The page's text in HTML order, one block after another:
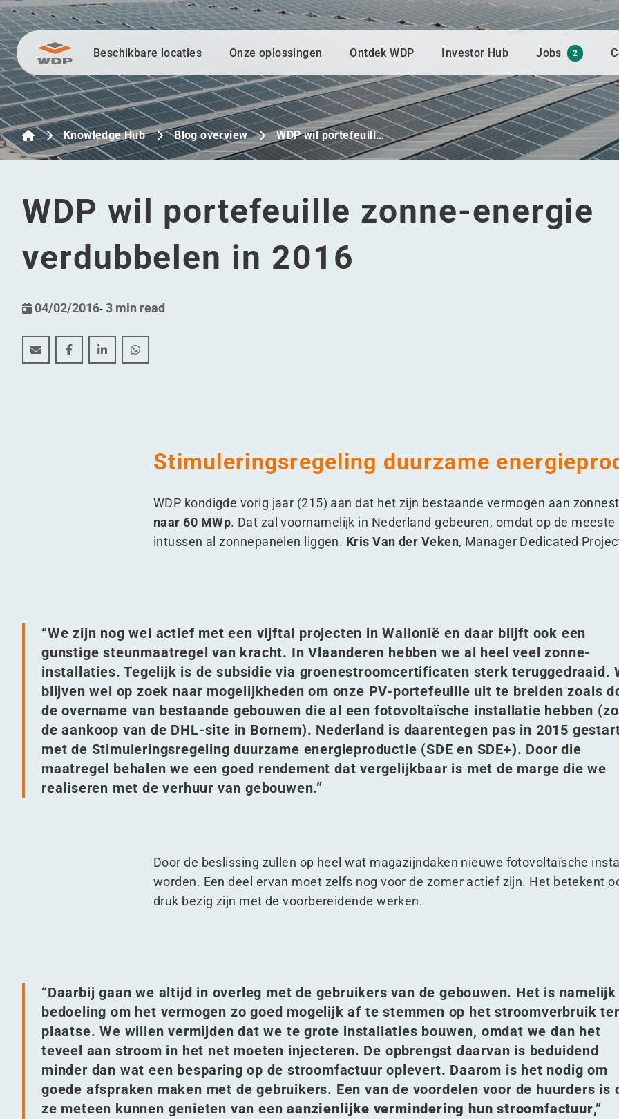
Ga naar inhoudBeschikbare locaties Onze oplossingen Ontdek WDP Investor Hub Jobs 2
Knowledge Hub Blog overview WDP wil portefeuill…
WDP wil portefeuille zonne-energie
verdubbelen in 2016
04/02/2016-3 min read
WDP wil portefeuille zonne-energie verdubbelen in 2016
WDP wil portefeuille zonne-energie verdubbelen in 2016
WDP wil portefeuille zonne-energie verdubbelen in 2016
WDP wil portefeuille zonne-energie verdubbelen in 2016
Stimuleringsregeling duurzame
WDP kondigde vorig jaar (215) aan dat het zijn bestaande vermogen aan
naar 60 MWp. Dat zal voornamelijk in Nederland gebeuren, omdat op de
intussen al zonnepanelen liggen. Kris Van der Veken, Manager Dedicated
“We zijn nog wel actief met een vijftal projecten in Wallonië en daar blijft ook een
gunstige steunmaatregel van kracht. In Vlaanderen hebben we al heel veel zonne-
installaties. Tegelijk is de subsidie via groenestroomcertificaten sterk teruggedraaid.
blijven wel op zoek naar mogelijkheden om onze PV-portefeuille uit te breiden zoals
de overname van bestaande gebouwen die al een fotovoltaïsche installatie hebben
de aankoop van de DHL-site in Bornem). Nederland is daarentegen pas in 2015
met de Stimuleringsregeling duurzame energieproductie (SDE en SDE+). Door die
maatregel behalen we een goed rendement dat vergelijkbaar is met de marge die we
realiseren met de verhuur van gebouwen.”
Door de beslissing zullen op heel wat magazijndaken nieuwe fotovoltaïsche
worden. Een deel ervan moet zelfs nog voor de zomer actief zijn. Het betekent
druk bezig zijn met de voorbereidende werken.
“Daarbij gaan we altijd in overleg met de gebruikers van de gebouwen. Het is namelijk
bedoeling om het vermogen zo goed mogelijk af te stemmen op het stroomverbruik ter
plaatse. We willen vermijden dat we te grote installaties bouwen, omdat we dan het
teveel aan stroom in het net moeten injecteren. De opbrengst daarvan is beduidend
minder dan wat een besparing op de stroomfactuur oplevert. Daarom is het nodig om
goede afspraken maken met de gebruikers. Een van de voordelen voor de huurders is
ze meteen kunnen genieten van eenaanzienlijke vermindering hun stroomfactuur,”